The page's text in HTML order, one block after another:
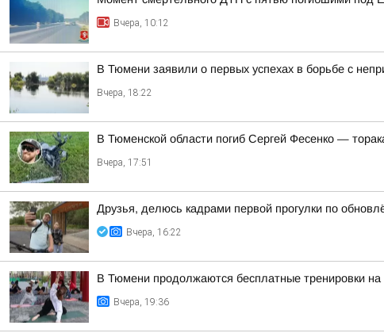
Вчера, 10:12
В Тюмени заявили о первых успехах в борьбе с
Вчера, 18:22
В Тюменской области погиб Сергей Фесенко —
Вчера, 17:51
Друзья, делюсь кадрами первой прогулки по
Вчера, 16:22
В Тюмени продолжаются бесплатные тренировки на
Вчера, 19:36